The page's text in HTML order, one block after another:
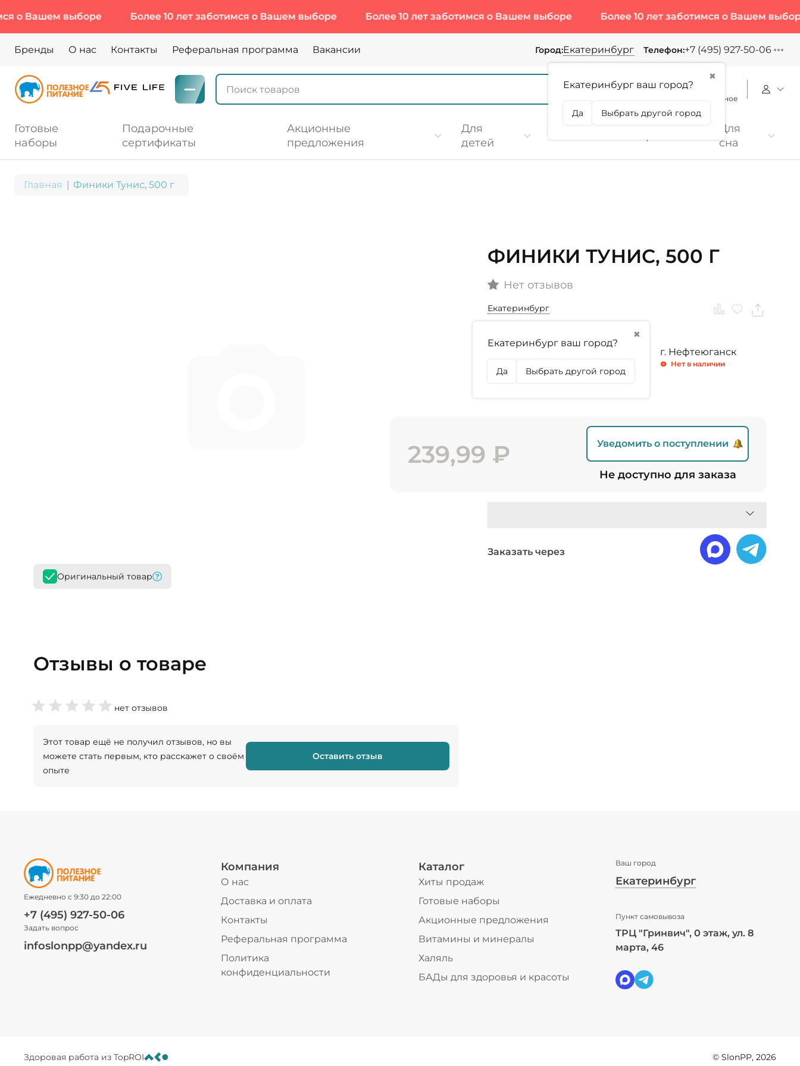
о Вашем выборе Более 10 лет заботимся о Вашем выборе Более 10 лет заботимся о Вашем выборе Более 10 лет заботимся о Вашем выборе
Бренды О нас Контакты Реферальная программа Вакансии Город:Екатеринбург
✖
Екатеринбург ваш город?
Да Выбрать другой город
Телефон:+7 (495) 927-50-06
Избранное
Готовые
наборы
Подарочные
сертификаты
Акционные
предложения
Для
детей
Для
сна
Главная Финики Тунис, 500 г
Оригинальный товар
ФИНИКИ ТУНИС, 500 Г
Нет отзывов
Екатеринбург
✖
Екатеринбург ваш город?
Да Выбрать другой город
г. Екатеринбург г. Тюмень г. Нефтеюганск
Нет в наличии
239,99 ₽ Уведомить о поступлении
Не доступно для заказа
Заказать через
Отзывы о товаре
нет отзывов
Этот товар ещё не получил отзывов, но вы
можете стать первым, кто расскажет о своём
опыте
Оставить отзыв
Ежедневно с 9:30 до 22:00
+7 (495) 927-50-06
Задать вопрос
infoslonpp@yandex.ru
Компания
О нас
Доставка и оплата
Контакты
Реферальная программа
Политика
конфиденциальности
Каталог
Хиты продаж
Готовые наборы
Акционные предложения
Витамины и минералы
Халяль
БАДы для здоровья и красоты
Ваш город
Екатеринбург
Екатеринбург ваш город?
Да Выбрать другой город
Пункт самовывоза
ТРЦ "Гринвич", 0 этаж, ул. 8
марта, 46
Здоровая работа из TopROI © SlonPP, 2026